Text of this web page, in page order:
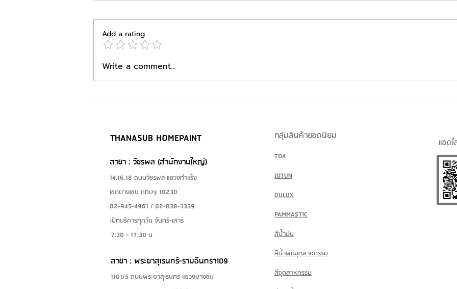
สีทาบ้านยี่ห้อไหนดี? เปรียบ
Add a rating
Write a comment...
THANASUB HOMEPAINT
สาขา : วัชรพล (สำนักงานใหญ่)
14,16,18 ถนนวัชรพล แขวงท่าแร้ง
เขตบางเขน กทมฯ 10230
02-945-4961 / 02-038-3339
เปิดบริการทุกวัน จันทร์-เสาร์
7:30 - 17:30 น
สาขา : พระยาสุเรนทร์-รามอินทรา109
1101/5 ถนนพระยาสุเรนทร์ แขวงบางชัน
กลุ่มสินค้ายอดนิยม
TOA
JOTUN
DULUX
PAMMASTIC
สีน้ำมัน
สีน้ำพ่นอุตสาหกรรม
สีอุตสาหกรรม
แอด